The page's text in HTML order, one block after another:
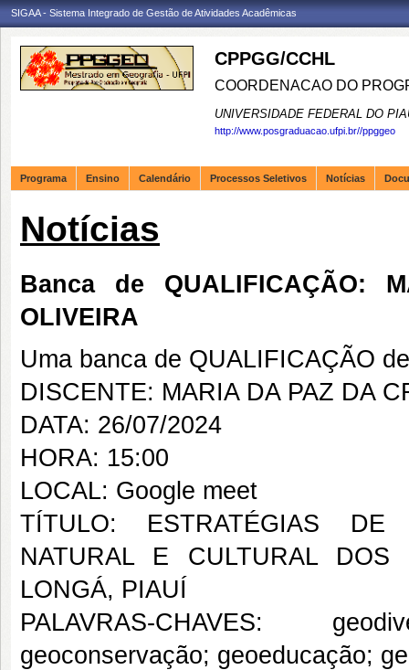
SIGAA - Sistema Integrado de Gestão de Atividades Acadêmicas
CPPGG/CCHL
COORDENACAO DO
UNIVERSIDADE FEDERAL DO
http://www.posgraduacao.ufpi.br//ppggeo
Programa Ensino Calendário Processos Seletivos Notícias
Notícias
Banca de QUALIFICAÇÃO:
OLIVEIRA
Uma banca de QUALIFICAÇÃO
DISCENTE: MARIA DA PAZ DA
DATA: 26/07/2024
HORA: 15:00
LOCAL: Google meet
TÍTULO: ESTRATÉGIAS DE
NATURAL E CULTURAL
LONGÁ, PIAUÍ
PALAVRAS-CHAVES:
geoconservação; geoeducação;